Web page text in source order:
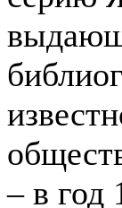
– в год